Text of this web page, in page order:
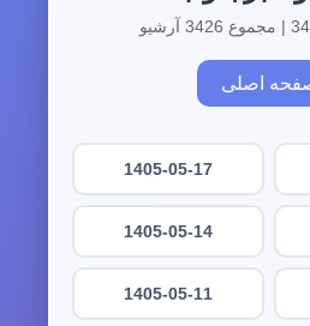
اصلی
1405-05-17
1405-05-14
1405-05-11